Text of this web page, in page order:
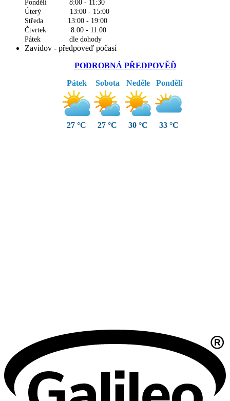
Pondělí 8:00 - 11:30
Úterý 13:00 - 15:00
Středa 13:00 - 19:00
Čtvrtek 8:00 - 11:00
Pátek dle dohody
Zavidov - předpoveď počasí
PODROBNÁ PŘEDPOVĚĎ
Pátek
27 °C
Sobota
27 °C
Neděle
30 °C
Pondělí
33 °C